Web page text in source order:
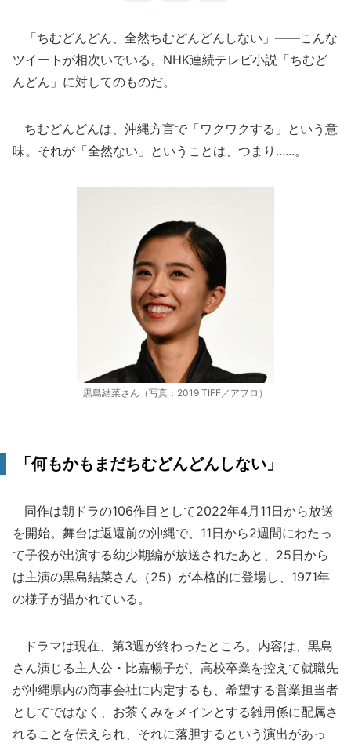
「ちむどんどん、全然ちむどんどんしない」――こんな
ツイートが相次いでいる。NHK連続テレビ小説「ちむど
んどん」に対してのものだ。
ちむどんどんは、沖縄方言で「ワクワクする」という意
味。それが「全然ない」ということは、つまり......。
黒島結菜さん（写真：2019 TIFF／アフロ）
「何もかもまだちむどんどんしない」
同作は朝ドラの106作目として2022年4月11日から放送
を開始。舞台は返還前の沖縄で、11日から2週間にわたっ
て子役が出演する幼少期編が放送されたあと、25日から
は主演の黒島結菜さん（25）が本格的に登場し、1971年
の様子が描かれている。
ドラマは現在、第3週が終わったところ。内容は、黒島
さん演じる主人公・比嘉暢子が、高校卒業を控えて就職先
が沖縄県内の商事会社に内定するも、希望する営業担当者
としてではなく、お茶くみをメインとする雑用係に配属さ
れることを伝えられ、それに落胆するという演出があっ